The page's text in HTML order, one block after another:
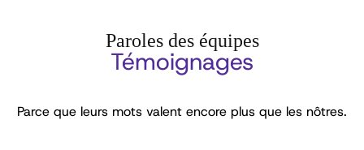
Paroles des équipes
Témoignages
Parce que leurs mots valent encore plus que les nôtres.